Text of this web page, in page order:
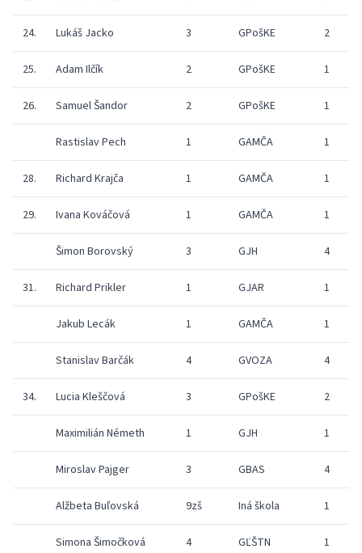
24. Lukáš Jacko 3 GPošKE 2
25. Adam Ilčík 2 GPošKE 1
26. Samuel Šandor 2 GPošKE 1
Rastislav Pech 1 GAMČA 1
28. Richard Krajča 1 GAMČA 1
29. Ivana Kováčová 1 GAMČA 1
Šimon Borovský 3 GJH 4
31. Richard Prikler 1 GJAR 1
Jakub Lecák 1 GAMČA 1
Stanislav Barčák 4 GVOZA 4
34. Lucia Kleščová 3 GPošKE 2
Maximilián Németh 1 GJH 1
Miroslav Pajger 3 GBAS 4
Alžbeta Buľovská 9zš Iná škola 1
Simona Šimočková 4 GĽŠTN 1